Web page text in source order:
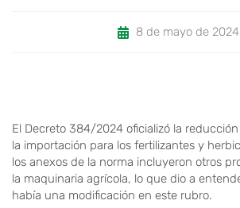
8 de mayo de 2024
El Decreto 384/2024 oficializó la
la importación para los fertilizantes y
los anexos de la norma incluyeron otros
la maquinaria agrícola, lo que dio a
había una modificación en este rubro.